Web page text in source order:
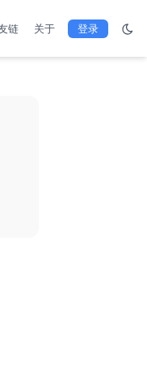
链 关于 登录